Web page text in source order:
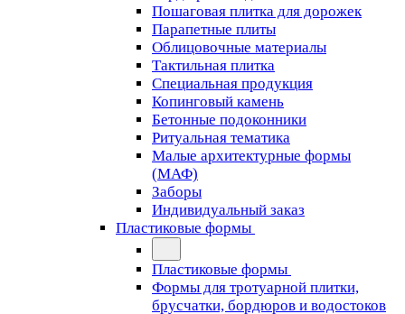
Пошаговая плитка для дорожек
Парапетные плиты
Облицовочные материалы
Тактильная плитка
Специальная продукция
Копинговый камень
Бетонные подоконники
Ритуальная тематика
Малые архитектурные формы
(МАФ)
Заборы
Индивидуальный заказ
Пластиковые формы
Пластиковые формы
Формы для тротуарной плитки,
брусчатки, бордюров и водостоков